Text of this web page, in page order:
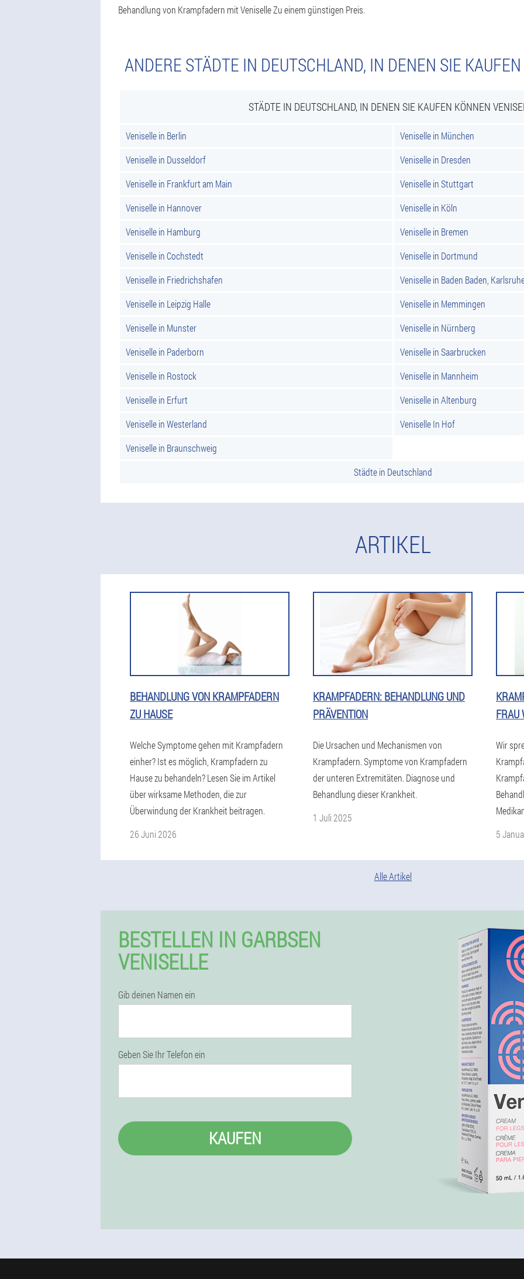
Behandlung von Krampfadern mit Veniselle Zu einem günstigen Preis.
ANDERE STÄDTE IN DEUTSCHLAND, IN DENEN SIE
STÄDTE IN DEUTSCHLAND, IN DENEN SIE KAUFEN KÖNNEN
Veniselle in Berlin
Veniselle in München
Veniselle in Dusseldorf
Veniselle in Dresden
Veniselle in Frankfurt am Main
Veniselle in Stuttgart
Veniselle in Hannover
Veniselle in Köln
Veniselle in Hamburg
Veniselle in Bremen
Veniselle in Cochstedt
Veniselle in Dortmund
Veniselle in Friedrichshafen
Veniselle in Baden Baden,
Veniselle in Leipzig Halle
Veniselle in Memmingen
Veniselle in Munster
Veniselle in Nürnberg
Veniselle in Paderborn
Veniselle in Saarbrucken
Veniselle in Rostock
Veniselle in Mannheim
Veniselle in Erfurt
Veniselle in Altenburg
Veniselle in Westerland
Veniselle In Hof
Veniselle in Braunschweig
Städte in Deutschland
ARTIKEL
BEHANDLUNG VON KRAMPFADERN
ZU HAUSE
Welche Symptome gehen mit Krampfadern
einher? Ist es möglich, Krampfadern zu
Hause zu behandeln? Lesen Sie im Artikel
über wirksame Methoden, die zur
Überwindung der Krankheit beitragen.
26 Juni 2026
KRAMPFADERN: BEHANDLUNG UND
PRÄVENTION
Die Ursachen und Mechanismen von
Krampfadern. Symptome von Krampfadern
der unteren Extremitäten. Diagnose und
Behandlung dieser Krankheit.
1 Juli 2025
FRAU
Wir
5
Alle Artikel
BESTELLEN IN GARBSEN
VENISELLE
Gib deinen Namen ein
Geben Sie Ihr Telefon ein
KAUFEN